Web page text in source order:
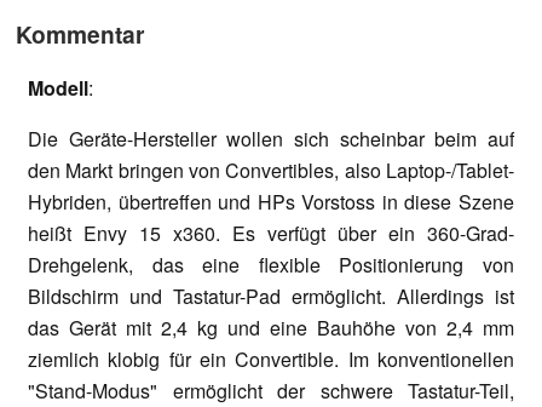
Kommentar
Modell:
Die Geräte-Hersteller wollen sich scheinbar beim auf
den Markt bringen von Convertibles, also Laptop-/Tablet-
Hybriden, übertreffen und HPs Vorstoss in diese Szene
heißt Envy 15 x360. Es verfügt über ein 360-Grad-
Drehgelenk, das eine flexible Positionierung von
Bildschirm und Tastatur-Pad ermöglicht. Allerdings ist
das Gerät mit 2,4 kg und eine Bauhöhe von 2,4 mm
ziemlich klobig für ein Convertible. Im konventionellen
"Stand-Modus" ermöglicht der schwere Tastatur-Teil,